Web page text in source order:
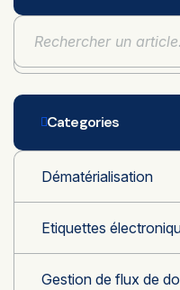
Categories
Dématérialisation
Etiquettes
Gestion de flux de